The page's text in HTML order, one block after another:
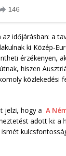
időjárásban: a
ki Közép-
érzékenyen,
hiszen
közlekedési
jelzi, hogy a A
adott ki: a